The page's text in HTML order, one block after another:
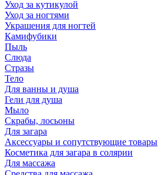
Уход за кутикулой
Уход за ногтями
Украшения для ногтей
Камифубики
Пыль
Слюда
Стразы
Тело
Для ванны и душа
Гели для душа
Мыло
Скрабы, лосьоны
Для загара
Аксессуары и сопутствующие товары
Косметика для загара в солярии
Для массажа